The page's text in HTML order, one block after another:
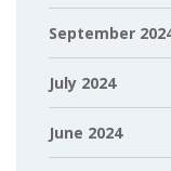
September
July 2024
June 2024